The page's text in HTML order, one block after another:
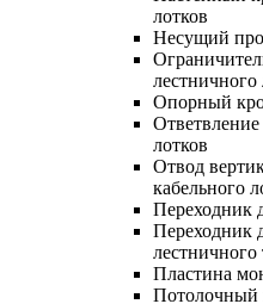
лотков
Несущий
лестничного
Опорный
лотков
Отвод
кабельного
Переходник
Переходник
лестничного
Пластина
Потолочный